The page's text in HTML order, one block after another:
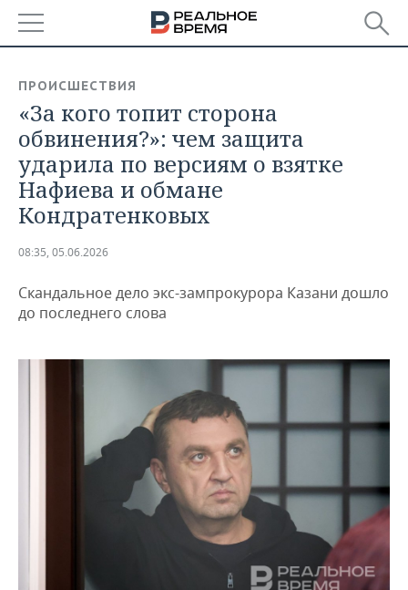
БАШКОРТОСТАН
ТАТАРСТАН
УДМУРТИЯ
НОВОСТИ
АНАЛИТИКА
НОВОСТИ АНАЛИТИКИ
ДЕКЛАРАЦИИ О ДОХОДАХ
ВУЗЫ ТАТАРСТАНА
КОМУ ПРИНАДЛЕЖАТ
ЭКОНОМИКА
НОВОСТИ ЭКОНОМИКИ
БАНКИ
БЮДЖЕТ
ПРОМЫШЛЕННОСТЬ
ПРОМЫШЛЕННОСТИ
НОВОСТИ НЕДВИЖИМОСТИ
АВТО
НОВОСТИ АВТО
БИЗНЕС
НОВОСТИ БИЗНЕСА
РОЗНИЧНАЯ ТОРГОВЛЯ
НОВОСТИ ТЕХНОЛОГИЙ
МЕРОПРИЯТИЯ
НОВОСТИ МЕРОПРИЯТИЙ
ВЫЕЗДНАЯ РЕДАКЦИЯ
ПРОИСШЕСТВИЯ
«За кого топит сторона
обвинения?»: чем защита
ударила по версиям о взятке
Нафиева и обмане
Кондратенковых
08:35, 05.06.2026
Скандальное дело экс-зампрокурора Казани дошло
до последнего слова